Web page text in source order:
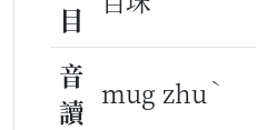
目
音
讀
mug zhu ˋ